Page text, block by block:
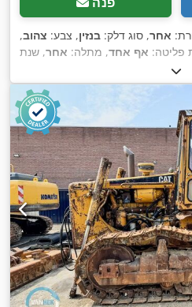
אחר, סוג דלק: בנזין, צבע: צהוב,
פליטה: אף אחד, מתלה: אחר, שנת
3,700 h